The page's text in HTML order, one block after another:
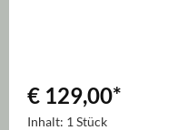
€ 129,00*
Inhalt: 1 Stück